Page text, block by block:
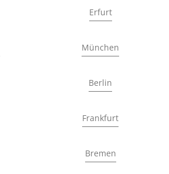
Erfurt
München
Berlin
Frankfurt
Bremen